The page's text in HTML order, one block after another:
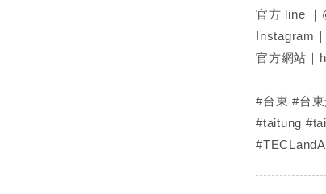
官方 line ｜
Instagram
官方網站｜
#台東 #台
#taitung